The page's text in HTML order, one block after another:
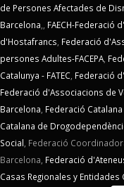
de Persones Afectades de
Barcelona,, FAECH-Federació
d'Hostafrancs, Federació
persones Adultes-FACEPA,
Catalunya - FATEC, Federació
Federació d'Associacions de
Barcelona, Federació
Catalana de
Social, Federació
Barcelona, Federació
Casas Regionales y Entidades